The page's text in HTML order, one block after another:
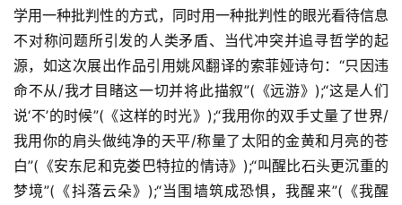
学用一种批判性的方式，同时用一种批判性的眼光看待信息
不对称问题所引发的人类矛盾、当代冲突并追寻哲学的起
源，如这次展出作品引用姚风翻译的索菲娅诗句：“只因违
命不从/我才目睹这一切并将此描叙”(《远游》);“这是人们
说‘不’的时候”(《这样的时光》);“我用你的双手丈量了世界/
我用你的肩头做纯净的天平/称量了太阳的金黄和月亮的苍
白”(《安东尼和克娄巴特拉的情诗》);“叫醒比石头更沉重的
梦境”(《抖落云朵》);“当围墙筑成恐惧，我醒来”(《我醒